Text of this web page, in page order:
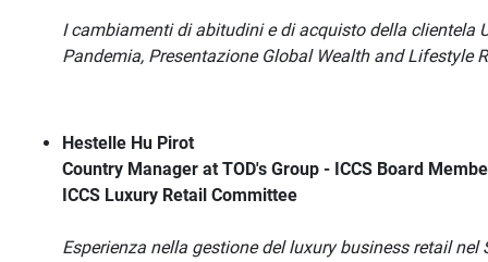
I cambiamenti di abitudini e di acquisto della clientela
Pandemia, Presentazione Global Wealth and Lifestyle
Hestelle Hu Pirot
Country Manager at TOD's Group - ICCS Board
ICCS Luxury Retail Committee
Esperienza nella gestione del luxury business retail nel